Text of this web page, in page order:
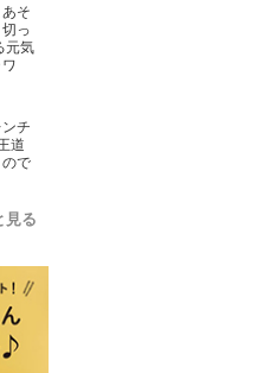
そ
っ
元気
チ
道
で
見る